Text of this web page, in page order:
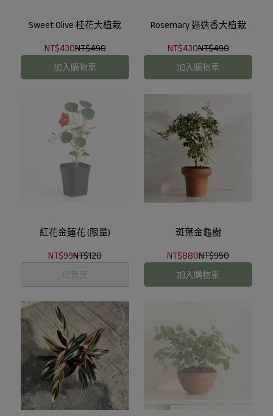
Sweet Olive 桂花大植栽
NT$430NT$490
加入購物車
Rosemary 迷迭香大植栽
NT$430NT$490
加入購物車
紅花金蓮花 (限量)
NT$99NT$120
已售完
斑葉金龜樹
NT$880NT$950
加入購物車